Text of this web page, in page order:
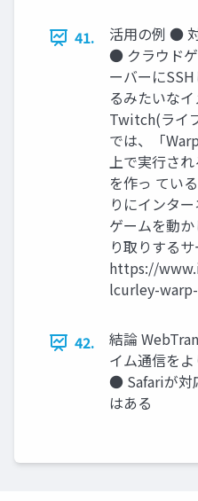
41.
活用の例 ●
● クラウド
ーバーに
るみたいな
Twitch(ライ
では、「
上で実行さ
を作っ てい
りにインタ
ゲームを動
り取りする
https://
lcurley-
42.
結論
イム通信を
● Safariが対
はある